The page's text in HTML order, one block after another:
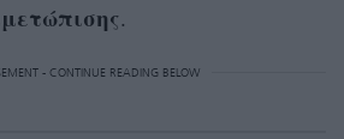
.
- CONTINUE READING BELOW